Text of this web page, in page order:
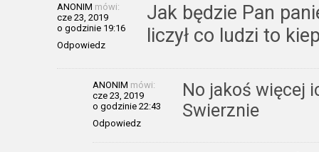
ANONIM mówi:
cze 23, 2019
o godzinie 19:16
Odpowiedz
Jak będzie Pan
liczył co ludzi to
ANONIM mówi:
cze 23, 2019
o godzinie 22:43
Odpowiedz
No jakoś więcej
Swierznie